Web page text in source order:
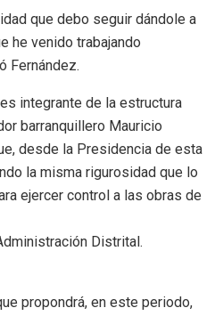
que debo seguir dándole a
he venido trabajando
Fernández.
integrante de la estructura
barranquillero Mauricio
desde la Presidencia de esta
la misma rigurosidad que lo
ejercer control a las obras de
Distrital.
propondrá, en este periodo,